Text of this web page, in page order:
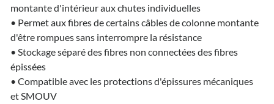
montante d'intérieur aux chutes individuelles
• Permet aux fibres de certains câbles de colonne montante
d'être rompues sans interrompre la résistance
• Stockage séparé des fibres non connectées des fibres
épissées
• Compatible avec les protections d'épissures mécaniques
et SMOUV